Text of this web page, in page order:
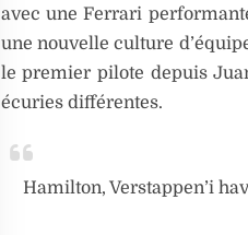
avec une Ferrari
une nouvelle culture
le premier pilote depuis
écuries différentes.
Hamilton, Verstappen’i